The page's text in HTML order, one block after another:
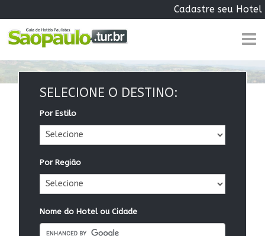
Cadastre seu Hotel
SELECIONE O DESTINO:
Por Estilo
Por Região
Nome do Hotel ou Cidade